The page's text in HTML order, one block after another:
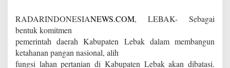
RADARINDONESIANEWS.COM, LEBAK- Sebagai
bentuk komitmen
pemerintah daerah Kabupaten Lebak dalam membangun
ketahanan pangan nasional, alih
fungsi lahan pertanian di Kabupaten Lebak akan dibatasi.